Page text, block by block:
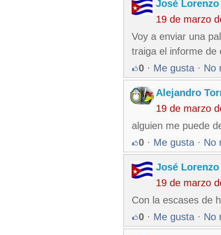
José
19 de marzo
Voy a enviar una
traiga el informe de
0 · Me gusta · No
Alejandro
19 de marzo
alguien me puede
0 · Me gusta · No
José
19 de marzo
Con la escases de
0 · Me gusta · No